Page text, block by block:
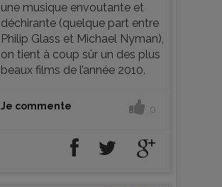
une musique envoutante et
déchirante (quelque part entre
Philip Glass et Michael Nyman),
on tient à coup sûr un des plus
beaux films de l’année 2010.
Je commente 0